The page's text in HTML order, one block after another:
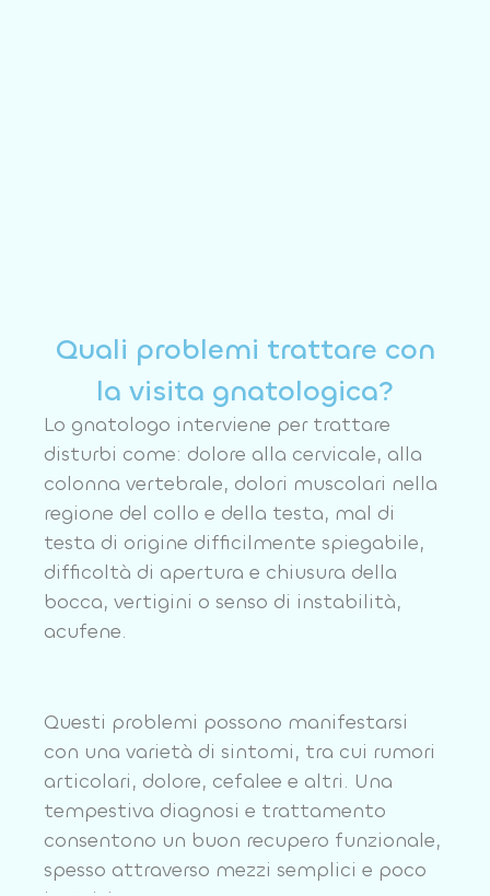
Quali problemi trattare con
la visita gnatologica?
Lo gnatologo interviene per trattare
disturbi come: dolore alla cervicale, alla
colonna vertebrale, dolori muscolari nella
regione del collo e della testa, mal di
testa di origine difficilmente spiegabile,
difficoltà di apertura e chiusura della
bocca, vertigini o senso di instabilità,
acufene.
Questi problemi possono manifestarsi
con una varietà di sintomi, tra cui rumori
articolari, dolore, cefalee e altri. Una
tempestiva diagnosi e trattamento
consentono un buon recupero funzionale,
spesso attraverso mezzi semplici e poco